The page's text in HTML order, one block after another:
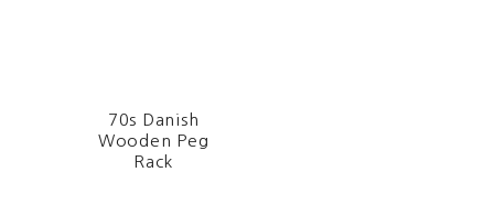
70s Danish
Wooden Peg
Rack